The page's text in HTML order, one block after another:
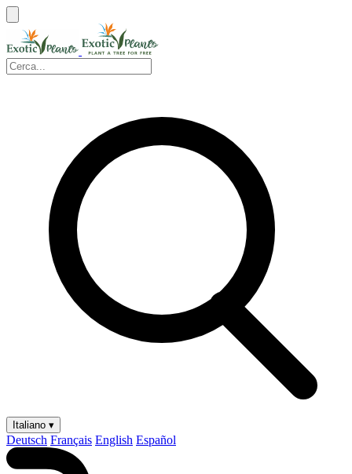
Italiano ▾
Deutsch Français English Español